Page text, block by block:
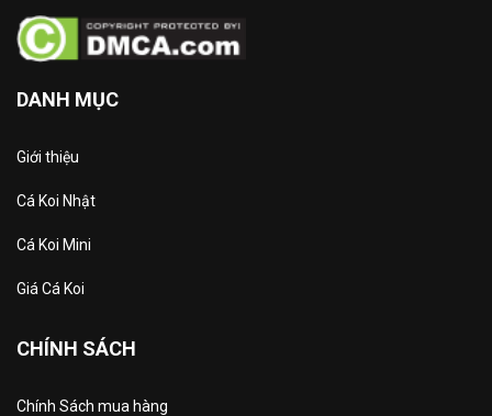
DANH MỤC
Giới thiệu
Cá Koi Nhật
Cá Koi Mini
Giá Cá Koi
CHÍNH SÁCH
Chính Sách mua hàng